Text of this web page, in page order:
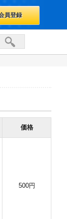
員登録
価格
500円